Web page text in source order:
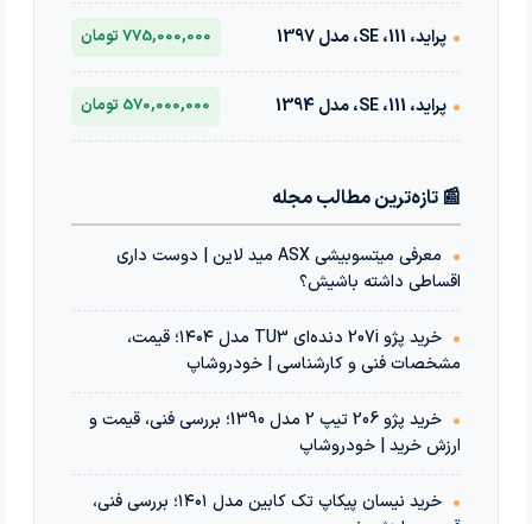
• پراید، 111، SE، مدل 1397 775,000,000 تومان
• پراید، 111، SE، مدل 1394 570,000,000 تومان
📰 تازه‌ترین مطالب مجله
•
معرفی میتسوبیشی ASX مید لاین | دوست داری
اقساطی داشته باشیش؟
•
خرید پژو 207i دنده‌ای TU3 مدل ۱۴۰۴؛ قیمت،
مشخصات فنی و کارشناسی | خودروشاپ
•
خرید پژو 206 تیپ 2 مدل 1390؛ بررسی فنی، قیمت و
ارزش خرید | خودروشاپ
•
خرید نیسان پیکاپ تک کابین مدل ۱۴۰۱؛ بررسی فنی،